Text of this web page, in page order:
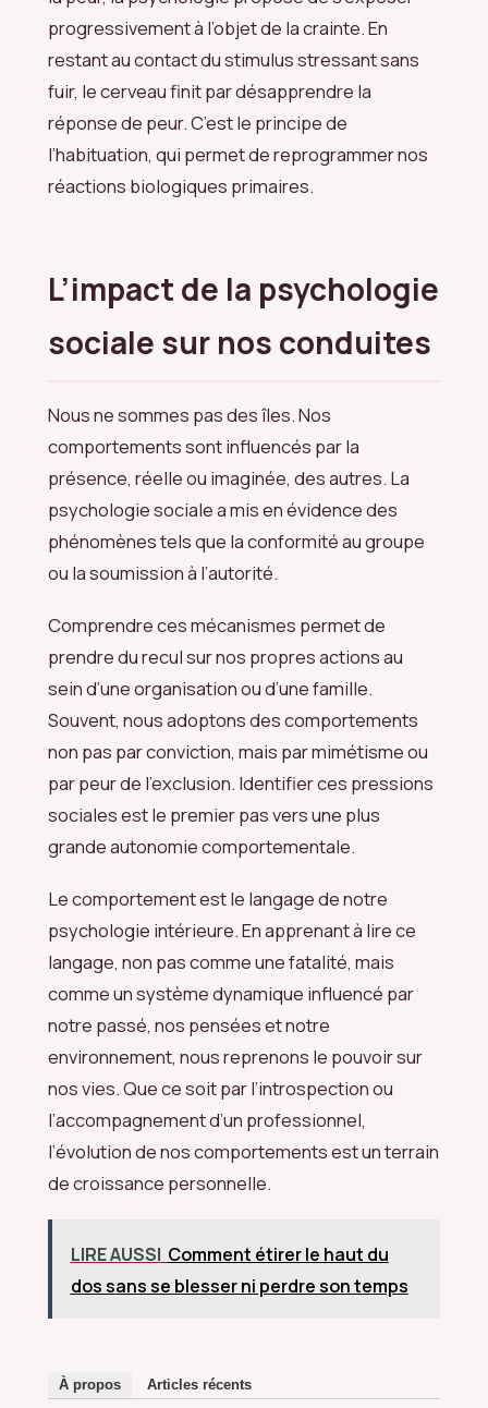
progressivement à l’objet de la crainte. En
restant au contact du stimulus stressant sans
fuir, le cerveau finit par désapprendre la
réponse de peur. C’est le principe de
l’habituation, qui permet de reprogrammer nos
réactions biologiques primaires.
L’impact de la psychologie
sociale sur nos conduites
Nous ne sommes pas des îles. Nos
comportements sont influencés par la
présence, réelle ou imaginée, des autres. La
psychologie sociale a mis en évidence des
phénomènes tels que la conformité au groupe
ou la soumission à l’autorité.
Comprendre ces mécanismes permet de
prendre du recul sur nos propres actions au
sein d’une organisation ou d’une famille.
Souvent, nous adoptons des comportements
non pas par conviction, mais par mimétisme ou
par peur de l’exclusion. Identifier ces pressions
sociales est le premier pas vers une plus
grande autonomie comportementale.
Le comportement est le langage de notre
psychologie intérieure. En apprenant à lire ce
langage, non pas comme une fatalité, mais
comme un système dynamique influencé par
notre passé, nos pensées et notre
environnement, nous reprenons le pouvoir sur
nos vies. Que ce soit par l’introspection ou
l’accompagnement d’un professionnel,
l’évolution de nos comportements est un terrain
de croissance personnelle.
LIRE AUSSI Comment étirer le haut du
dos sans se blesser ni perdre son temps
À propos Articles récents